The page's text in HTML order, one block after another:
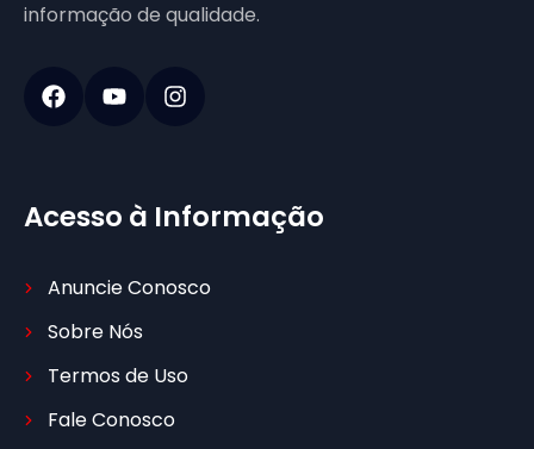
informação de qualidade.
Acesso à Informação
Anuncie Conosco
Sobre Nós
Termos de Uso
Fale Conosco